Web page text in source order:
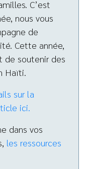
C’est
nous vous
de
Cette année,
de soutenir des
Haïti.
sur la
ici.
dans vos
les ressources